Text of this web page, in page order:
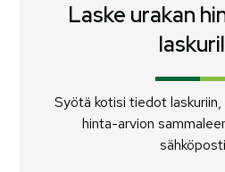
Laske urakan
Syötä kotisi tiedot
hinta-arvion